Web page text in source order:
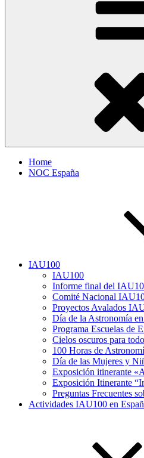
Home
NOC España
IAU100
IAU100
Informe final del
Comité Nacional
Proyectos Avalados
Día de la Astronomía
Programa Escuelas de
Cielos oscuros para
100 Horas de
Día de las Mujeres y
Exposición itinerante
Exposición Itinerante
Preguntas Frecuentes
Actividades IAU100 en